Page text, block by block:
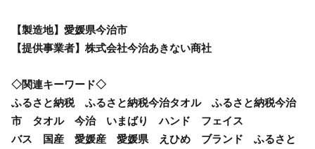
【製造地】愛媛県今治市
【提供事業者】株式会社今治あきない商社
◇関連キーワード◇
ふるさと納税 ふるさと納税今治タオル ふるさと納税今治
市 タオル 今治 いまばり ハンド フェイス
バス 国産 愛媛産 愛媛県 えひめ ブランド ふるさと